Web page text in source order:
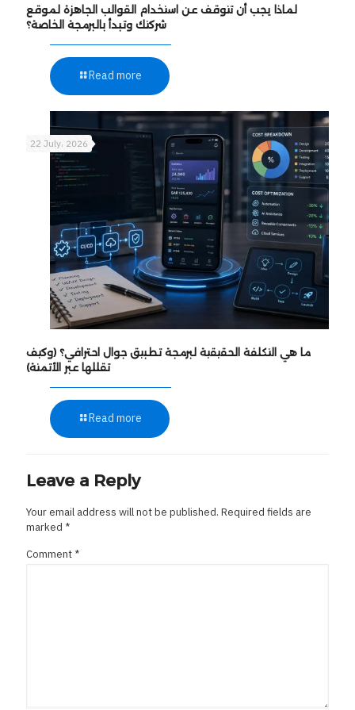
لماذا يجب أن تتوقف عن استخدام القوالب الجاهزة لموقع
شركتك وتبدأ بالبرمجة الخاصة؟
Read more
22 July، 2026
ما هي التكلفة الحقيقية لبرمجة تطبيق جوال احترافي؟ (وكيف
تقللها عبر الأتمتة)
Read more
Leave a Reply
Your email address will not be published. Required fields are
marked *
Comment *